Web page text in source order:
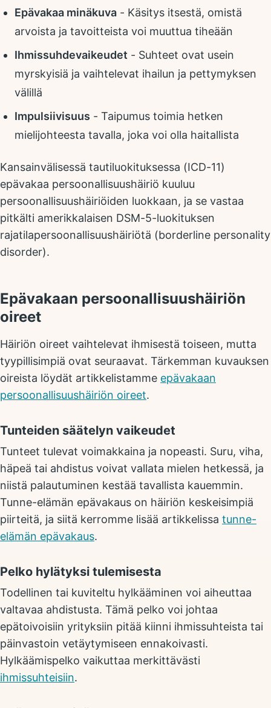
Epävakaa minäkuva - Käsitys itsestä, omistä
arvoista ja tavoitteista voi muuttua tiheään
Ihmissuhdevaikeudet - Suhteet ovat usein
myrskyisiä ja vaihtelevat ihailun ja pettymyksen
välillä
Impulsiivisuus - Taipumus toimia hetken
mielijohteesta tavalla, joka voi olla haitallista
Kansainvälisessä tautiluokituksessa (ICD-11)
epävakaa persoonallisuushäiriö kuuluu
persoonallisuushäiriöiden luokkaan, ja se vastaa
pitkälti amerikkalaisen DSM-5-luokituksen
rajatilapersoonallisuushäiriötä (borderline personality
disorder).
Epävakaan persoonallisuushäiriön
oireet
Häiriön oireet vaihtelevat ihmisestä toiseen, mutta
tyypillisimpiä ovat seuraavat. Tärkemman kuvauksen
oireista löydät artikkelistamme epävakaan
persoonallisuushäiriön oireet.
Tunteiden säätelyn vaikeudet
Tunteet tulevat voimakkaina ja nopeasti. Suru, viha,
häpeä tai ahdistus voivat vallata mielen hetkessä, ja
niistä palautuminen kestää tavallista kauemmin.
Tunne-elämän epävakaus on häiriön keskeisimpiä
piirteitä, ja siitä kerromme lisää artikkelissa tunne-
elämän epävakaus.
Pelko hylätyksi tulemisesta
Todellinen tai kuviteltu hylkääminen voi aiheuttaa
valtavaa ahdistusta. Tämä pelko voi johtaa
epätoivoisiin yrityksiin pitää kiinni ihmissuhteista tai
päinvastoin vetäytymiseen ennakoivasti.
Hylkäämispelko vaikuttaa merkittävästi
ihmissuhteisiin.